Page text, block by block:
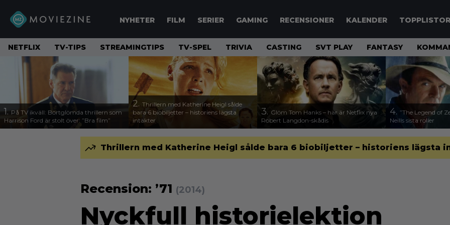
NYHETER FILM SERIER GAMING RECENSIONER KALENDER TOPPLISTOR
NETFLIX TV-TIPS STREAMINGTIPS TV-SPEL TRIVIA CASTING SVT PLAY FANTASY
1. På TV ikväll: Bortglömda thrillern som
Harrison Ford är stolt över: ”Bra film”
2. Thrillern med Katherine Heigl sålde
bara 6 biobiljetter – historiens lägsta
intäkter
3. Glöm Tom Hanks – här är Netflix nya
Robert Langdon-skådis
4. ”The Legend of
Neills sista roller
Thrillern med Katherine Heigl sålde bara 6 biobiljetter – historiens lägsta
Recension: ’71 (2014)
Nyckfull historielektion